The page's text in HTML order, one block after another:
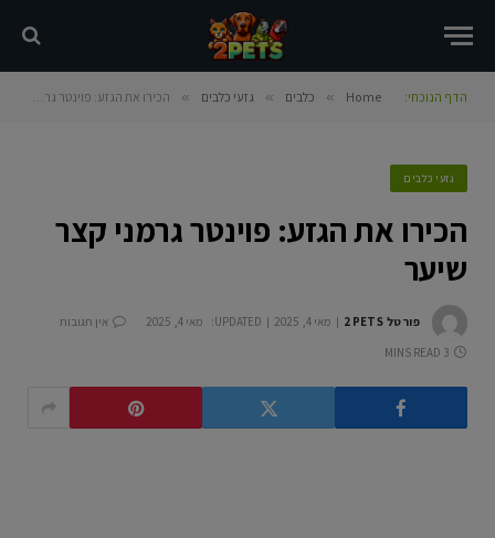
הדף הנוכחי: Home
» כלבים » גזעי כלבים » הכירו את הגזע: פוינטר גרמני קצר שיער
גזעי כלבים
הכירו את הגזע: פוינטר גרמני קצר
שיער
פורטל 2PETS מאי 4, 2025 UPDATED: מאי 4, 2025 אין תגובות
3 MINS READ